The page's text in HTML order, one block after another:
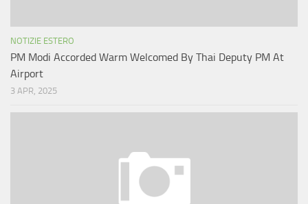
NOTIZIE ESTERO
PM Modi Accorded Warm Welcomed By Thai Deputy PM At
Airport
3 APR, 2025